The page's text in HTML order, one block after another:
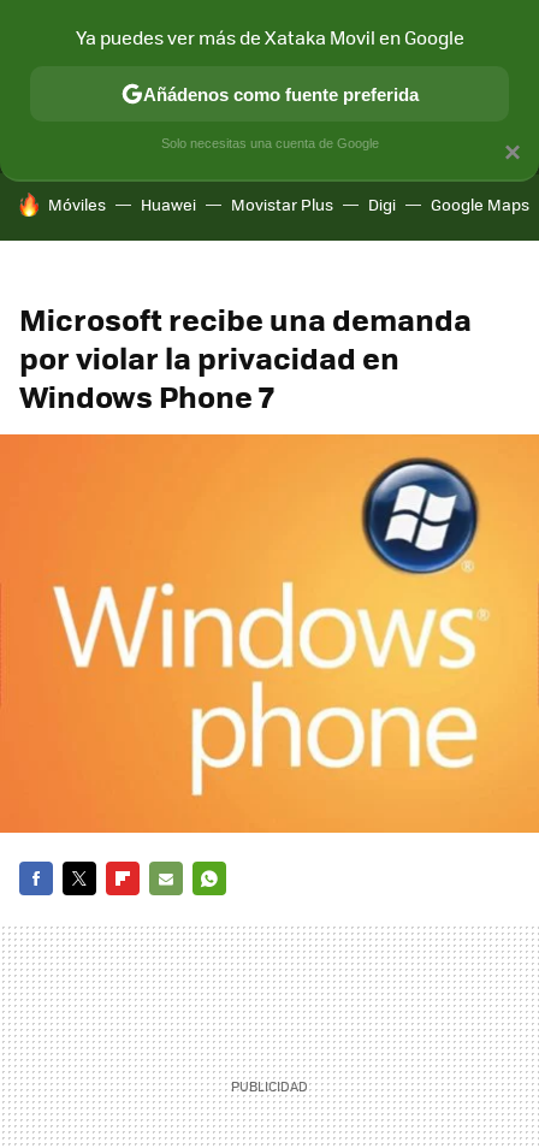
MÓVIL Y SOCIEDAD APLICACIONES
HOY SE HABLA DE
Móviles Huawei Movistar Plus Digi Google Maps
Microsoft recibe una demanda
por violar la privacidad en
Windows Phone 7
MAIL
×
Ya puedes ver más de Xataka Movil en Google
Añádenos como fuente preferida
Solo necesitas una cuenta de Google